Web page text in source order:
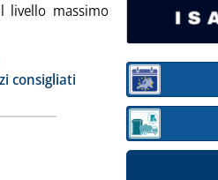
livello massimo
tutta la notizia: 'Carburanti,
consigliati Sezione:
Sezione: